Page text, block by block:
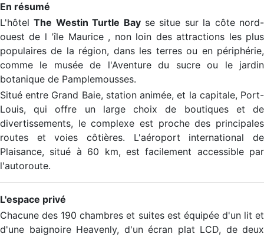
En résumé
L'hôtelThe Westin Turtle Bayse situe sur la côte nord-
ouest de l 'île Maurice , non loin des attractions les plus
populaires de la région, dans les terres ou en périphérie,
comme le musée de l'Aventure du sucre ou le jardin
botanique de Pamplemousses.
Situé entre Grand Baie, station animée, et la capitale, Port-
Louis, qui offre un large choix de boutiques et de
divertissements, le complexe est proche des principales
routes et voies côtières. L'aéroport international de
Plaisance, situé à 60 km, est facilement accessible par
l'autoroute.
L'espace privé
Chacune des 190 chambres et suites est équipée d'un lit et
d'une baignoire Heavenly, d'un écran plat LCD, de deux